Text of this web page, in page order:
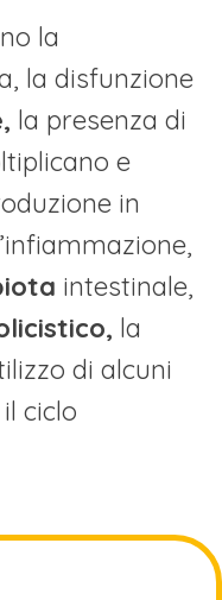
la
la disfunzione
la presenza di
e
in
intestinale,
la
di alcuni
ciclo